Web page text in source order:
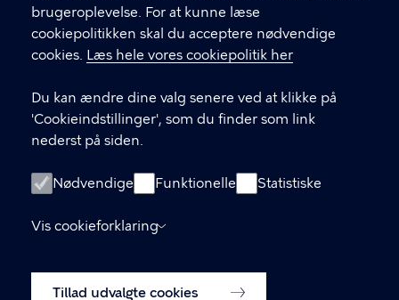
brugeroplevelse. For at kunne læse
cookiepolitikken skal du acceptere nødvendige
cookies. Læs hele vores cookiepolitik her
Du kan ændre dine valg senere ved at klikke på
'Cookieindstillinger', som du finder som link
nederst på siden.
Nødvendige Funktionelle Statistiske
Vis cookieforklaring
Tillad udvalgte cookies
Center for
Rusmiddelbehandling
220 og få professionel hjælp og rådgivning til at
ændre dine vaner.
LINKS
Kontaktoplysninger
Enheder og tilbud i Rusmiddelbehandling
København